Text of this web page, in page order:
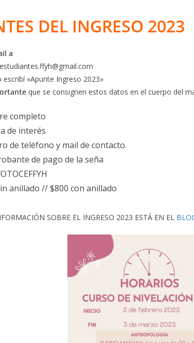
DEL INGRESO 2023
a
escribí «Apunte Ingreso 2023»
que se consignen estos datos en el cuerpo del
completo
de interés
de teléfono y mail de contacto.
de pago de la seña
anillado // $800 con anillado
SOBRE EL INGRESO 2023 ESTÁ EN EL